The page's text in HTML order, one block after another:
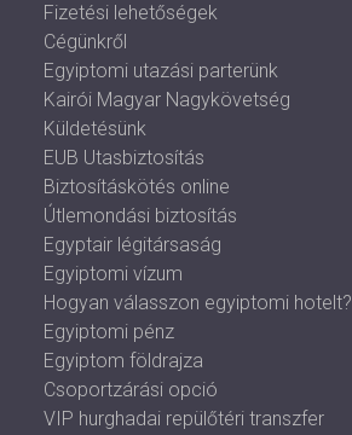
Fizetési lehetőségek
Cégünkről
Egyiptomi utazási parterünk
Kairói Magyar Nagykövetség
Küldetésünk
EUB Utasbiztosítás
Biztosításkötés online
Útlemondási biztosítás
Egyptair légitársaság
Egyiptomi vízum
Hogyan válasszon egyiptomi hotelt?
Egyiptomi pénz
Egyiptom földrajza
Csoportzárási opció
VIP hurghadai repülőtéri transzfer